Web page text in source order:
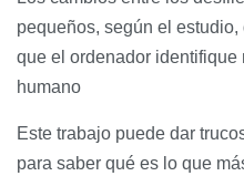
pequeños, según el
que el ordenador
humano
Este trabajo puede dar
para saber qué es lo que